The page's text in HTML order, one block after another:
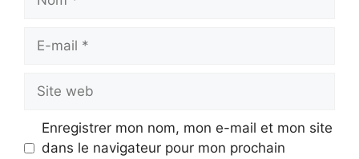
Site
web
Enregistrer mon nom, mon e-mail et mon site
dans le navigateur pour mon prochain